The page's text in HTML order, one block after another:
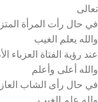
تعالى
في حال رأت المرأة
والله يعلم الغيب
عند رؤية الفتاة
والله أعلى وأعلم
في حال رأى الشاب
ولله علم الغيب